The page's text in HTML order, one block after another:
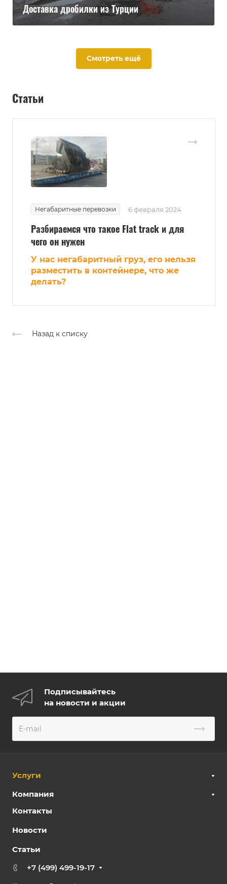
Доставка дробилки из Турции
Смотреть ещё
Статьи
Негабаритные перевозки 6 февраля 2024
Разбираемся что такое Flat track и для
чего он нужен
У нас негабаритный груз, его нельзя
разместить в контейнере, что же
делать?
Назад к списку
Подписывайтесь
на новости и акции
Услуги
Компания
Контакты
Новости
Статьи
+7 (499) 499-19-17